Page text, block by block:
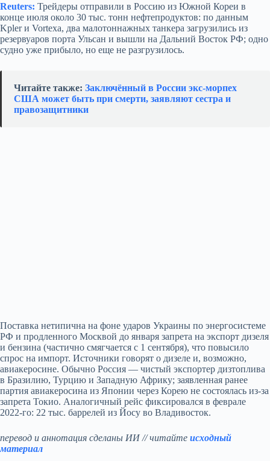
Reuters: Трейдеры отправили в Россию из Южной Кореи в
конце июля около 30 тыс. тонн нефтепродуктов: по данным
Kpler и Vortexa, два малотоннажных танкера загрузились из
резервуаров порта Ульсан и вышли на Дальний Восток РФ; одно
судно уже прибыло, но еще не разгрузилось.
Читайте также: Заключённый в России экс-морпех
США может быть при смерти, заявляют сестра и
правозащитники
Поставка нетипична на фоне ударов Украины по энергосистеме
РФ и продленного Москвой до января запрета на экспорт дизеля
и бензина (частично смягчается с 1 сентября), что повысило
спрос на импорт. Источники говорят о дизеле и, возможно,
авиакеросине. Обычно Россия — чистый экспортер дизтоплива
в Бразилию, Турцию и Западную Африку; заявленная ранее
партия авиакеросина из Японии через Корею не состоялась из‑за
запрета Токио. Аналогичный рейс фиксировался в феврале
2022‑го: 22 тыс. баррелей из Йосу во Владивосток.
перевод и аннотация сделаны ИИ // читайте исходный
материал